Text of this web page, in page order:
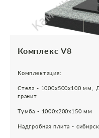
Комплекс V8
Комплектация:
Стела - 1000х500х100 мм,
гранит
Тумба - 1000х200х150 мм
Надгробная плита -